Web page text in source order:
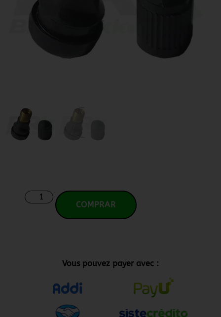
COMPRAR
Vous pouvez payer avec :